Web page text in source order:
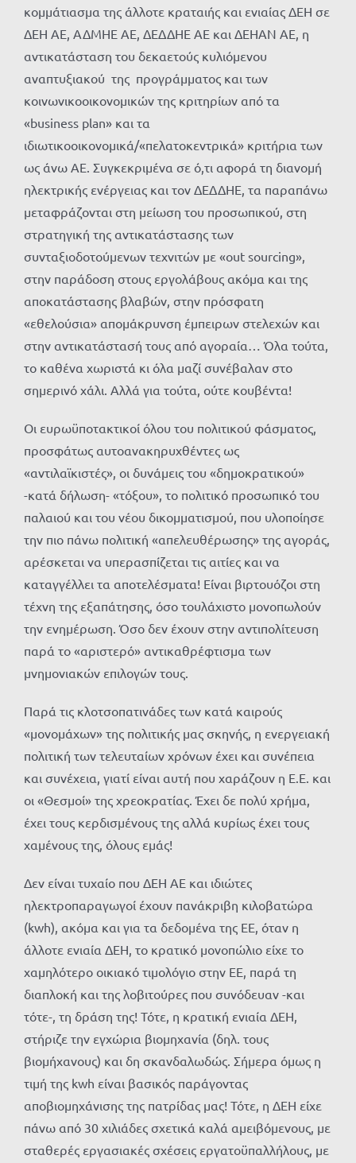
κομμάτιασμα της άλλοτε κραταιής και ενιαίας ΔΕΗ σε
ΔΕΗ ΑΕ, ΑΔΜΗΕ ΑΕ, ΔΕΔΔΗΕ ΑΕ και ΔΕΗΑΝ ΑΕ, η
αντικατάσταση του δεκαετούς κυλιόμενου
αναπτυξιακού της προγράμματος και των
κοινωνικοοικονομικών της κριτηρίων από τα
«business plan» και τα
ιδιωτικοοικονομικά/«πελατοκεντρικά» κριτήρια των
ως άνω ΑΕ. Συγκεκριμένα σε ό,τι αφορά τη διανομή
ηλεκτρικής ενέργειας και τον ΔΕΔΔΗΕ, τα παραπάνω
μεταφράζονται στη μείωση του προσωπικού, στη
στρατηγική της αντικατάστασης των
συνταξιοδοτούμενων τεχνιτών με «out sourcing»,
στην παράδοση στους εργολάβους ακόμα και της
αποκατάστασης βλαβών, στην πρόσφατη
«εθελούσια» απομάκρυνση έμπειρων στελεχών και
στην αντικατάστασή τους από αγοραία… Όλα τούτα,
το καθένα χωριστά κι όλα μαζί συνέβαλαν στο
σημερινό χάλι. Αλλά για τούτα, ούτε κουβέντα!
Οι ευρωϋποτακτικοί όλου του πολιτικού φάσματος,
προσφάτως αυτοανακηρυχθέντες ως
«αντιλαϊκιστές», οι δυνάμεις του «δημοκρατικού»
-κατά δήλωση- «τόξου», το πολιτικό προσωπικό του
παλαιού και του νέου δικομματισμού, που υλοποίησε
την πιο πάνω πολιτική «απελευθέρωσης» της αγοράς,
αρέσκεται να υπερασπίζεται τις αιτίες και να
καταγγέλλει τα αποτελέσματα! Είναι βιρτουόζοι στη
τέχνη της εξαπάτησης, όσο τουλάχιστο μονοπωλούν
την ενημέρωση. Όσο δεν έχουν στην αντιπολίτευση
παρά το «αριστερό» αντικαθρέφτισμα των
μνημονιακών επιλογών τους.
Παρά τις κλοτσοπατινάδες των κατά καιρούς
«μονομάχων» της πολιτικής μας σκηνής, η ενεργειακή
πολιτική των τελευταίων χρόνων έχει και συνέπεια
και συνέχεια, γιατί είναι αυτή που χαράζουν η Ε.Ε. και
οι «Θεσμοί» της χρεοκρατίας. Έχει δε πολύ χρήμα,
έχει τους κερδισμένους της αλλά κυρίως έχει τους
χαμένους της, όλους εμάς!
Δεν είναι τυχαίο που ΔΕΗ ΑΕ και ιδιώτες
ηλεκτροπαραγωγοί έχουν πανάκριβη κιλοβατώρα
(kwh), ακόμα και για τα δεδομένα της ΕΕ, όταν η
άλλοτε ενιαία ΔΕΗ, το κρατικό μονοπώλιο είχε το
χαμηλότερο οικιακό τιμολόγιο στην ΕΕ, παρά τη
διαπλοκή και της λοβιτούρες που συνόδευαν -και
τότε-, τη δράση της! Τότε, η κρατική ενιαία ΔΕΗ,
στήριζε την εγχώρια βιομηχανία (δηλ. τους
βιομήχανους) και δη σκανδαλωδώς. Σήμερα όμως η
τιμή της kwh είναι βασικός παράγοντας
αποβιομηχάνισης της πατρίδας μας! Τότε, η ΔΕΗ είχε
πάνω από 30 χιλιάδες σχετικά καλά αμειβόμενους, με
σταθερές εργασιακές σχέσεις εργατοϋπαλλήλους, με